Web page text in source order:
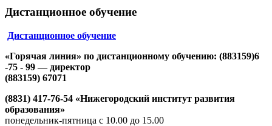
Дистанционное обучение
Дистанционное обучение
«Горячая линия» по дистанционному обучению: (883159)6
-75 - 99 — директор
(883159) 67071
(8831) 417-76-54 «Нижегородский институт развития
образования»
понедельник-пятница с 10.00 до 15.00